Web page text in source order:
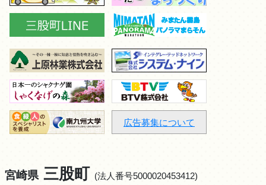
広告募集について
宮崎県 三股町 (法人番号5000020453412)